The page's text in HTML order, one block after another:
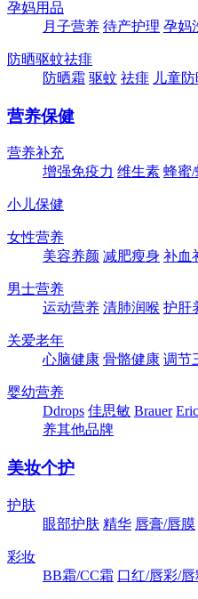
孕妈用品
月子营养 待产护理 孕妈
防晒驱蚊祛痱
防晒霜 驱蚊 祛痱 儿童
营养保健
营养补充
增强免疫力 维生素 蜂蜜
小儿保健
女性营养
美容养颜 减肥瘦身 补血
男士营养
运动营养 清肺润喉 护肝
关爱老年
心脑健康 骨骼健康 调节
婴幼营养
Ddrops 佳思敏 Brauer
养其他品牌
美妆个护
护肤
眼部护肤 精华 唇膏/唇膜
彩妆
BB霜/CC霜 口红/唇彩/唇